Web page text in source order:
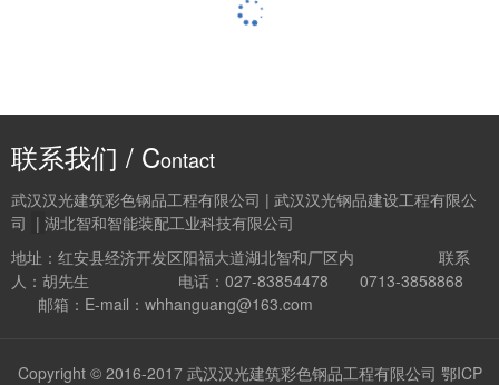
联系我们 / Contact
武汉汉光建筑彩色钢品工程有限公司 | 武汉汉光钢品建设工程有限公
司 | 湖北智和智能装配工业科技有限公司
地址：红安县经济开发区阳福大道湖北智和厂区内 联系
人：胡先生 电话：027-83854478 0713-3858868
邮箱：E-mail：whhanguang@163.com
Copyright © 2016-2017 武汉汉光建筑彩色钢品工程有限公司 鄂ICP